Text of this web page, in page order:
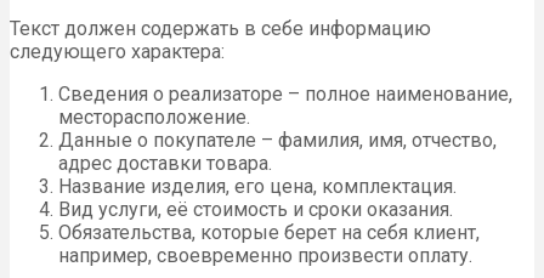
Текст должен содержать в себе информацию
следующего характера:
Сведения о реализаторе – полное наименование,
месторасположение.
Данные о покупателе – фамилия, имя, отчество,
адрес доставки товара.
Название изделия, его цена, комплектация.
Вид услуги, её стоимость и сроки оказания.
Обязательства, которые берет на себя клиент,
например, своевременно произвести оплату.